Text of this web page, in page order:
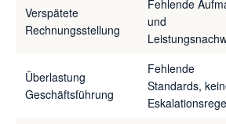
Verspätete
Rechnungsstellung
Fehlende
und
Überlastung
Geschäftsführung
Fehlende
Standards,